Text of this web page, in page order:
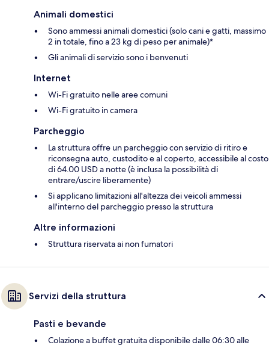
Animali domestici
Sono ammessi animali domestici (solo cani e gatti, massimo
2 in totale, fino a 23 kg di peso per animale)*
Gli animali di servizio sono i benvenuti
Internet
Wi-Fi gratuito nelle aree comuni
Wi-Fi gratuito in camera
Parcheggio
La struttura offre un parcheggio con servizio di ritiro e
riconsegna auto, custodito e al coperto, accessibile al costo
di 64.00 USD a notte (è inclusa la possibilità di
entrare/uscire liberamente)
Si applicano limitazioni all'altezza dei veicoli ammessi
all'interno del parcheggio presso la struttura
Altre informazioni
Struttura riservata ai non fumatori
Servizi della struttura
Pasti e bevande
Colazione a buffet gratuita disponibile dalle 06:30 alle